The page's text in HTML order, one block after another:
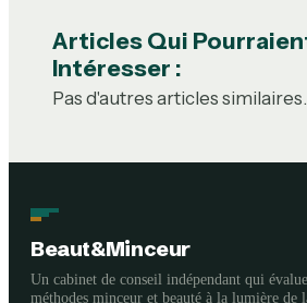
Articles Qui
Intéresser :
Pas d'autres articles similaires.
Beaut&Minceur
Un cabinet de conseil indépendant qui
méthodes minceur et beauté à la lumière de